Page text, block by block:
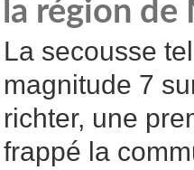
la région de
La secousse
magnitude 7
richter, une
frappé la